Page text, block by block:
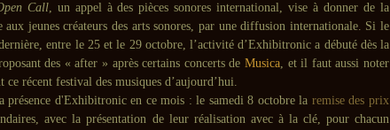
Call, un appel à des pièces sonores international, vise à donner de la
jeunes créateurs des arts sonores, par une diffusion internationale. Si le
entre le 25 et le 29 octobre, l’activité d’Exhibitronic a débuté dès la
des « after » après certains concerts de Musica, et il faut aussi noter
ce récent festival des musiques d’aujourd’hui.
présence d'Exhibitronic en ce mois : le samedi 8 octobre la remise des prix
avec la présentation de leur réalisation avec à la clé, pour chacun